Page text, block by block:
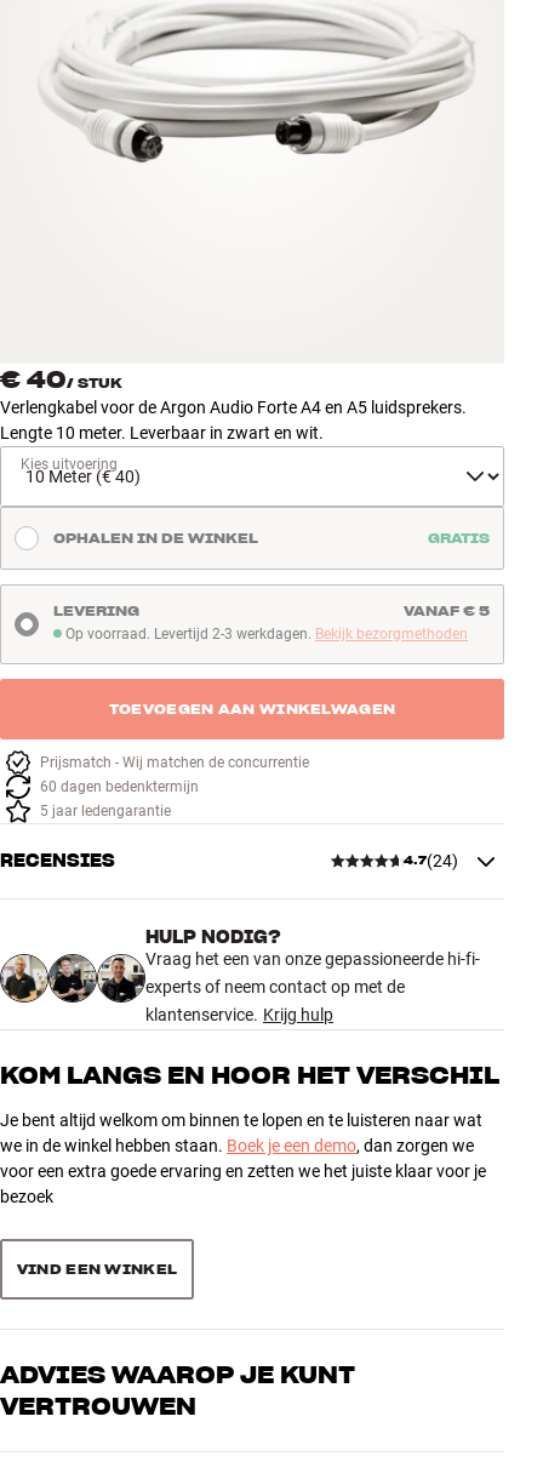
Accessoires
INSPIRATIE
MERKEN
Inloggen
Klantenservice
Bouw met geluid
€ 40/ STUK
Verlengkabel voor de Argon Audio Forte A4 en A5 luidsprekers.
Lengte 10 meter. Leverbaar in zwart en wit.
Kies uitvoering
OPHALEN IN DE WINKEL GRATIS
Op voorraad. Levertijd 2-3 werkdagen
Op voorraad. Levertijd 2-3 werkdagen. Bekijk bezorgmethoden
LEVERING VANAF € 5
TOEVOEGEN AAN WINKELWAGEN
Prijsmatch - Wij matchen de concurrentie
60 dagen bedenktermijn
5 jaar ledengarantie
RECENSIES 4.7(24)
4.7
24 recensies
3 1
2
1
HULP NODIG?
Vraag het een van onze gepassioneerde hi-fi-
experts of neem contact op met de
klantenservice. Krijg hulp
KOM LANGS EN HOOR HET VERSCHIL
Je bent altijd welkom om binnen te lopen en te luisteren naar wat
we in de winkel hebben staan. Boek je een demo, dan zorgen we
voor een extra goede ervaring en zetten we het juiste klaar voor je
bezoek
VIND EEN WINKEL
ADVIES WAAROP JE KUNT
VERTROUWEN
Onze medewerkers zijn echte liefhebbers die de producten door en